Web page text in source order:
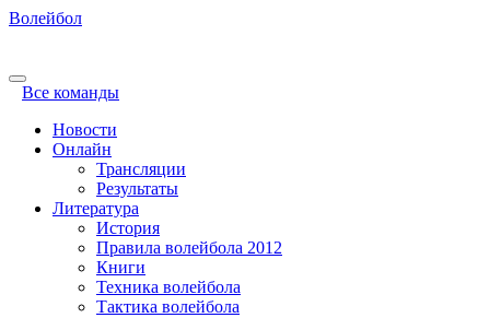
Волейбол
Все команды
Новости
Онлайн
Трансляции
Результаты
Литература
История
Правила волейбола 2012
Книги
Техника волейбола
Тактика волейбола